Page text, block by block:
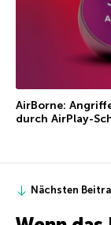
AirBorne:
durch AirPlay-
Nächsten